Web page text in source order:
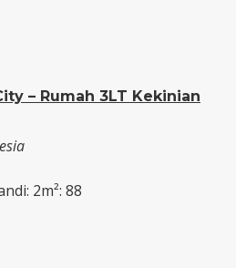
– Rumah 3LT Kekinian
2m²: 88